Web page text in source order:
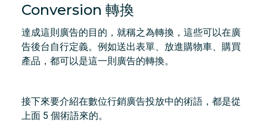
Conversion 轉換
達成這則廣告的目的，就稱之為轉換，這些可以在廣
告後台自行定義。例如送出表單、放進購物車、購買
產品，都可以是這一則廣告的轉換。
接下來要介紹在數位行銷廣告投放中的術語，都是從
上面 5 個術語來的。